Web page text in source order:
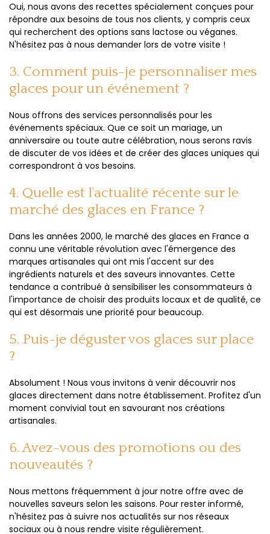
Oui, nous avons des recettes spécialement conçues pour
répondre aux besoins de tous nos clients, y compris ceux
qui recherchent des options sans lactose ou véganes.
N'hésitez pas à nous demander lors de votre visite !
3. Comment puis-je personnaliser mes
glaces pour un événement ?
Nous offrons des services personnalisés pour les
événements spéciaux. Que ce soit un mariage, un
anniversaire ou toute autre célébration, nous serons ravis
de discuter de vos idées et de créer des glaces uniques qui
correspondront à vos besoins.
4. Quelle est l'actualité récente sur le
marché des glaces en France ?
Dans les années 2000, le marché des glaces en France a
connu une véritable révolution avec l'émergence des
marques artisanales qui ont mis l'accent sur des
ingrédients naturels et des saveurs innovantes. Cette
tendance a contribué à sensibiliser les consommateurs à
l'importance de choisir des produits locaux et de qualité, ce
qui est désormais une priorité pour beaucoup.
5. Puis-je déguster vos glaces sur place
?
Absolument ! Nous vous invitons à venir découvrir nos
glaces directement dans notre établissement. Profitez d'un
moment convivial tout en savourant nos créations
artisanales.
6. Avez-vous des promotions ou des
nouveautés ?
Nous mettons fréquemment à jour notre offre avec de
nouvelles saveurs selon les saisons. Pour rester informé,
n'hésitez pas à suivre nos actualités sur nos réseaux
sociaux ou à nous rendre visite régulièrement.